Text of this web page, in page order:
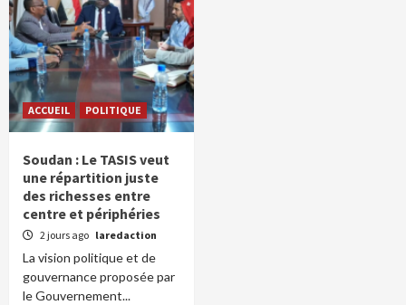
ACCUEIL POLITIQUE
Soudan : Le TASIS veut
une répartition juste
des richesses entre
centre et périphéries
2 jours ago laredaction
La vision politique et de
gouvernance proposée par
le Gouvernement...